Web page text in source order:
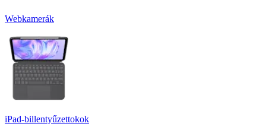
Webkamerák
iPad-billentyűzettokok